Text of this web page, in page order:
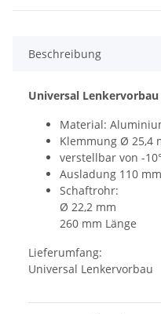
Beschreibung
Universal Lenkervorbau
Material:
Klemmung Ø 25,4
verstellbar von -
Ausladung 110
Schaftrohr:
Ø 22,2 mm
260 mm Länge
Lieferumfang:
Universal Lenkervorbau